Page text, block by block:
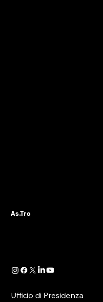
Determinazione
As.Tro
Ufficio di Presidenza